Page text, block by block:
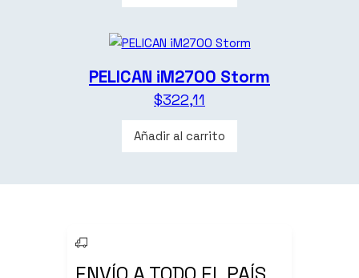
PELICAN iM2700 Storm
$322,11
Añadir al carrito